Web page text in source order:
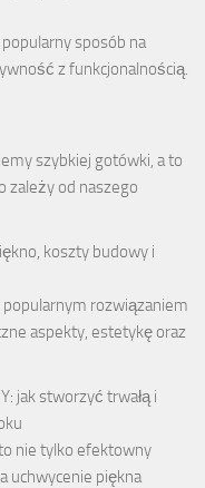
sposób na
z funkcjonalnością.
szybkiej gotówki, a to
zależy od naszego
koszty budowy i
rozwiązaniem
aspekty, estetykę oraz
jak stworzyć trwałą i
nie tylko efektowny
uchwycenie piękna